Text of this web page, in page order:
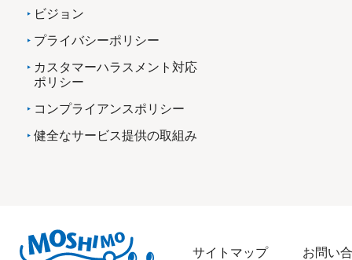
ビジョン
プライバシーポリシー
カスタマーハラスメント対応
ポリシー
コンプライアンスポリシー
健全なサービス提供の取組み
サイトマップ お問い